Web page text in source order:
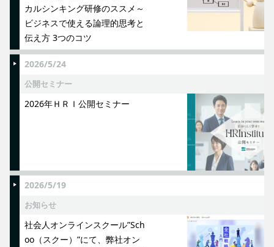
カルシンキング研修のススメ～
ビジネスで使える論理的思考と
伝え方 3つのコツ
2026/5/24
公開セミナー
2026年ＨＲＩ公開セミナー
2026/5/19
お知らせ
社会人オンラインスクール”Sch
oo（スクー）”にて、弊社オン